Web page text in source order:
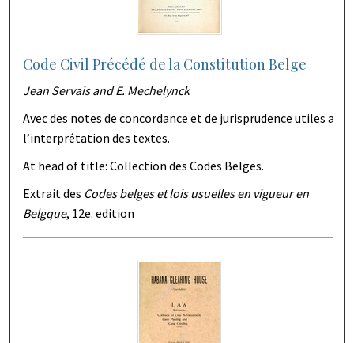
Code Civil Précédé de la Constitution Belge
Jean Servais and E. Mechelynck
Avec des notes de concordance et de jurisprudence utiles a
l’interprétation des textes.
At head of title: Collection des Codes Belges.
Extrait des Codes belges et lois usuelles en vigueur en
Belgque, 12e. edition